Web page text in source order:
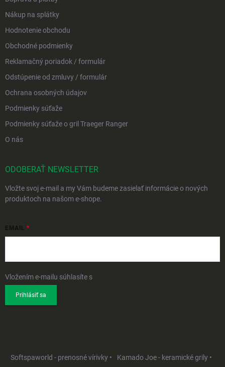
Nákup na splátky
Hodnotenie obchodu
Obchodné podmienky
Reklamačný poriadok / formulár
Odstúpenie od zmluvy / formulár
Ochrana osobných údajov
Podmienky súťaže
Podmienky súťaže o gril Traeger Ranger
O nás
ODOBERAŤ NEWSLETTER
Vložte svoj e-mail a my Vám budeme zasielať informácie o nových
produktoch na našom e-shope.
EMAIL
Vložením e-mailu súhlasíte s
Prihlásiť sa
Softspaworld - prenosné vírivky • Kamado Joe - keramické grily •